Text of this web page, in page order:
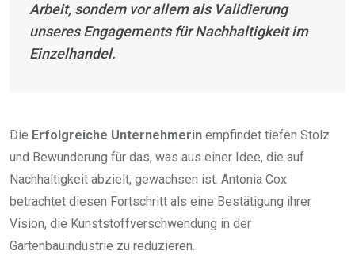
Arbeit, sondern vor allem als Validierung
unseres Engagements für Nachhaltigkeit im
Einzelhandel.
Die Erfolgreiche Unternehmerin empfindet tiefen Stolz
und Bewunderung für das, was aus einer Idee, die auf
Nachhaltigkeit abzielt, gewachsen ist. Antonia Cox
betrachtet diesen Fortschritt als eine Bestätigung ihrer
Vision, die Kunststoffverschwendung in der
Gartenbauindustrie zu reduzieren.